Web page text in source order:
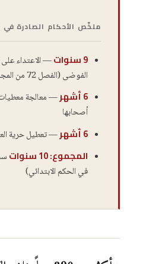
ملخّص الأحكام الصادرة في
9 سنوات
— الاعتداء على
الفوضى (الفصل 72 من المجلة الجزائية)
6 أشهر
— معالجة
أصحابها
6 أشهر — تعطيل حرية
المجموع: 10 سنوات
في الحكم الابتدائي)